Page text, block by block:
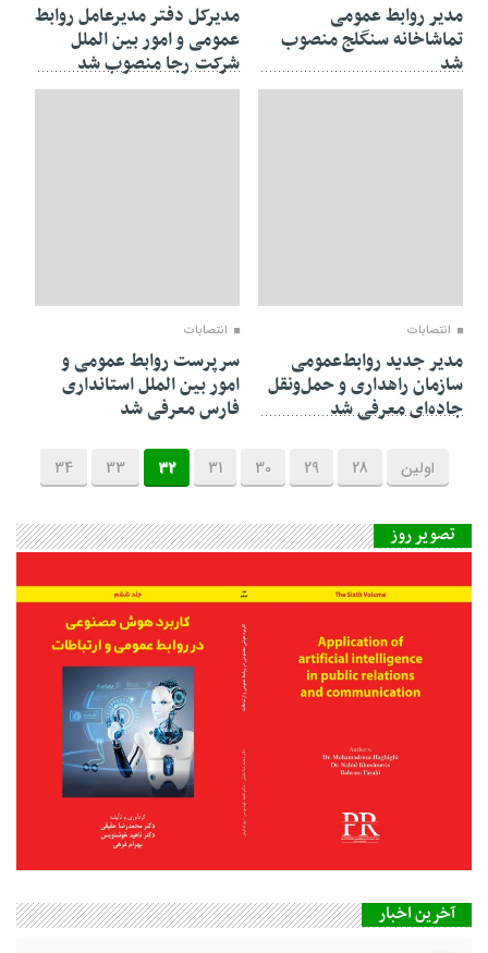
مدیر روابط عمومی
تماشاخانه سنگلج منصوب
شد
مدیرکل دفتر مدیرعامل روابط
عمومی و امور بین الملل
شرکت رجا منصوب شد
انتصابات
مدیر جدید روابط‌عمومی
سازمان راهداری و حمل‌ونقل
جاده‌ای معرفی شد
انتصابات
سرپرست روابط عمومی و
امور بین الملل استانداری
فارس معرفی شد
اولین 28
29
30
31
32
33
34
تصویر روز
آخرین اخبار